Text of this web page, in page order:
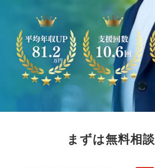
まずは無料相談